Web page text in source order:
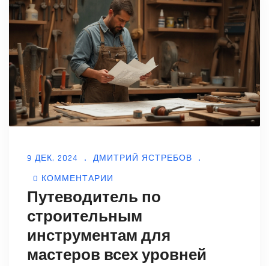
многофункциональных новинках, которые
значительно облегчают труд. Информация
будет полезна как начинающим мастерам,
так и опытным строителям.
9 ДЕК, 2024
ДМИТРИЙ ЯСТРЕБОВ
0 КОММЕНТАРИИ
Путеводитель по
строительным
инструментам для
мастеров всех уровней